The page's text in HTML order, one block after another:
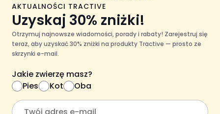
AKTUALNOŚCI TRACTIVE
Uzyskaj 30% zniżki!
Otrzymuj najnowsze wiadomości, porady i rabaty! Zarejestruj się
teraz, aby uzyskać 30% zniżki na produkty Tractive — prosto ze
skrzynki e-mail.
Jakie zwierzę masz?
Pies
Kot Oba